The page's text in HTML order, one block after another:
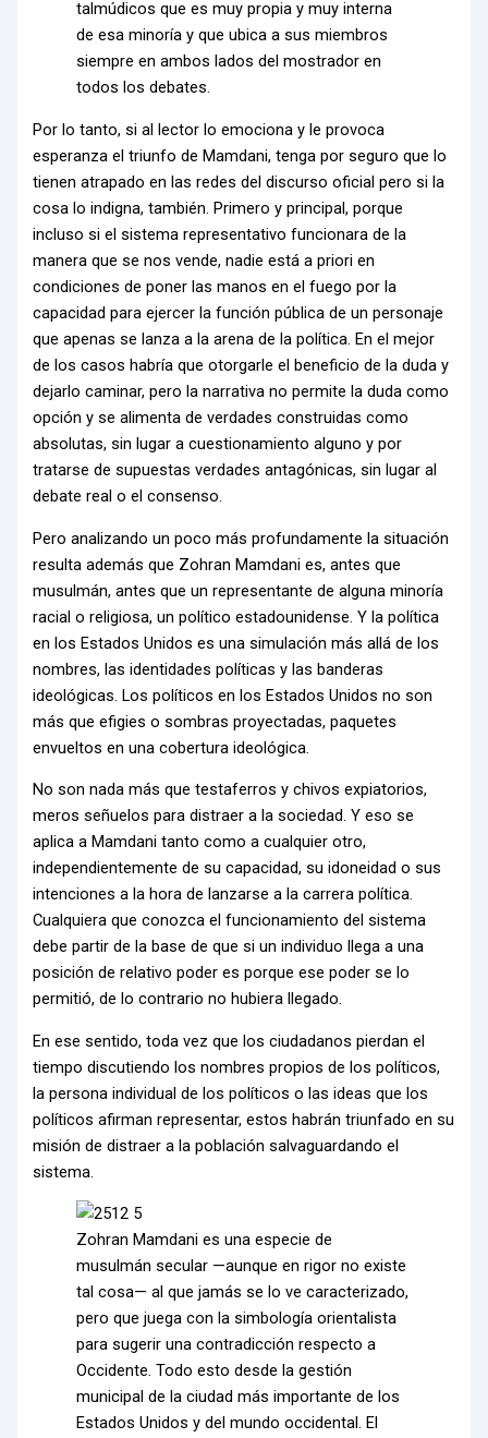
talmúdicos que es muy propia y muy interna
de esa minoría y que ubica a sus miembros
siempre en ambos lados del mostrador en
todos los debates.
Por lo tanto, si al lector lo emociona y le provoca
esperanza el triunfo de Mamdani, tenga por seguro que lo
tienen atrapado en las redes del discurso oficial pero si la
cosa lo indigna, también. Primero y principal, porque
incluso si el sistema representativo funcionara de la
manera que se nos vende, nadie está a priori en
condiciones de poner las manos en el fuego por la
capacidad para ejercer la función pública de un personaje
que apenas se lanza a la arena de la política. En el mejor
de los casos habría que otorgarle el beneficio de la duda y
dejarlo caminar, pero la narrativa no permite la duda como
opción y se alimenta de verdades construidas como
absolutas, sin lugar a cuestionamiento alguno y por
tratarse de supuestas verdades antagónicas, sin lugar al
debate real o el consenso.
Pero analizando un poco más profundamente la situación
resulta además que Zohran Mamdani es, antes que
musulmán, antes que un representante de alguna minoría
racial o religiosa, un político estadounidense. Y la política
en los Estados Unidos es una simulación más allá de los
nombres, las identidades políticas y las banderas
ideológicas. Los políticos en los Estados Unidos no son
más que efigies o sombras proyectadas, paquetes
envueltos en una cobertura ideológica.
No son nada más que testaferros y chivos expiatorios,
meros señuelos para distraer a la sociedad. Y eso se
aplica a Mamdani tanto como a cualquier otro,
independientemente de su capacidad, su idoneidad o sus
intenciones a la hora de lanzarse a la carrera política.
Cualquiera que conozca el funcionamiento del sistema
debe partir de la base de que si un individuo llega a una
posición de relativo poder es porque ese poder se lo
permitió, de lo contrario no hubiera llegado.
En ese sentido, toda vez que los ciudadanos pierdan el
tiempo discutiendo los nombres propios de los políticos,
la persona individual de los políticos o las ideas que los
políticos afirman representar, estos habrán triunfado en su
misión de distraer a la población salvaguardando el
sistema.
Zohran Mamdani es una especie de
musulmán secular —aunque en rigor no existe
tal cosa— al que jamás se lo ve caracterizado,
pero que juega con la simbología orientalista
para sugerir una contradicción respecto a
Occidente. Todo esto desde la gestión
municipal de la ciudad más importante de los
Estados Unidos y del mundo occidental. El